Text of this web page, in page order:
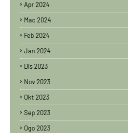
Apr 2024
Mac 2024
Feb 2024
Jan 2024
Dis 2023
Nov 2023
Okt 2023
Sep 2023
Ogo 2023